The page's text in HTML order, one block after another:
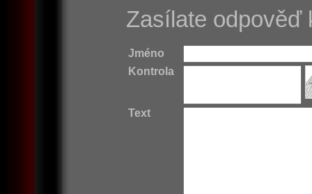
Zasílate odpověď
Jméno
Kontrola
Text